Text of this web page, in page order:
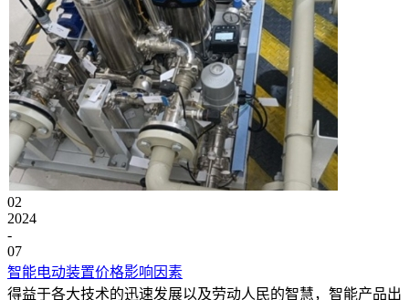
02
2024
-
07
智能电动装置价格影响因素
得益于各大技术的迅速发展以及劳动人民的智慧，智能产品出